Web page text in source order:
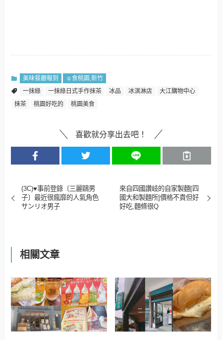
美味餐廳報到
☺食桃園,新竹
一抹綠
一抹綠日式手作抹茶 冰品 冰淇淋店
大江購物中心
抹茶
桃園好吃的 桃園美食
喜歡就分享出去吧！
(3C)♥事前登錄〔三麗鷗男
子〕最近很瘋靡的人氣角色
サンリオ男子
來自四國讚岐的自家製麵[四
國大和製麵所]價格不貴但好
好吃,麵條很Q
相關文章